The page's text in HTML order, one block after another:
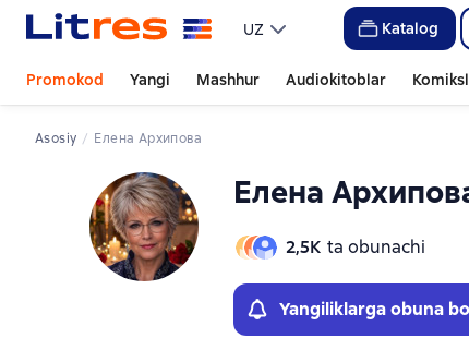
UZ Katalog
Promokod Yangi Mashhur Audiokitoblar
Asosiy Елена Архипова
Елена
2,5К ta obunachi
Yangiliklarga obuna
Слайдер с книгами
Слайдер с книгами